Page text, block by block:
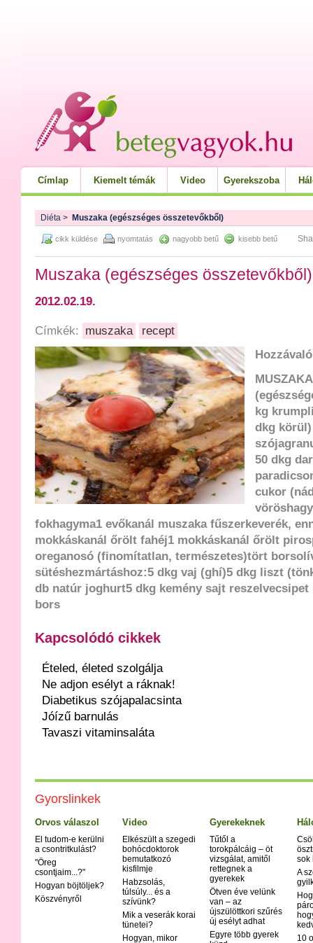
Címlap Kiemelt témák Video Gyerekszoba
Diéta > Muszaka (egészséges összetevőkből)
cikk küldése nyomtatás nagyobb betű kisebb betű
Muszaka (egészséges összetevőkből)
2012.02.19.
Címkék: muszaka
recept
kg
dkg
50 dkg
cukor
fokhagyma1 evőkanál muszaka fűszerkeverék,
mokkáskanál őrölt fahéj1 mokkáskanál őrölt
oreganosó (finomítatlan, természetes)tört
sütéshezmártáshoz:5 dkg vaj (ghí)5 dkg liszt
db natúr joghurt5 dkg kemény sajt
bors
Kapcsolódó cikkek
Ételed, életed szolgálja
Ne adjon esélyt a ráknak!
Diabetikus szójapalacsinta
Jóízű barnulás
Tavaszi vitaminsaláta
Gyorslinkek
Orvos válaszol
El tudom-e kerülni
a csontritkulást?
"Öreg
csontjaim...?"
Hogyan böjtöljek?
Köszvényről
Video
Elkészült a szegedi
bohócdoktorok
bemutatkozó
kisfilmje
Habzsolás,
túlsúly... és a
szívünk?
Mik a veserák korai
tünetei?
Hogyan, mikor
Gyerekeknek
Tűtől a
torokpálcáig – öt
vizsgálat, amitől
rettegnek a
gyerekek
Ötven éve velünk
van – az
újszülöttkori szűrés
új esélyt adhat
Egyre több gyerek
sok
A
10